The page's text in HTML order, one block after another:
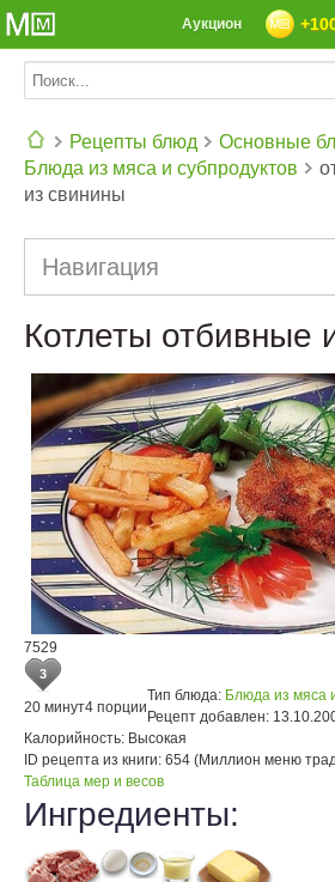
Аукцион
Рецепты блюд
Основные
Блюда из мяса и субпродуктов
из свинины
Навигация
Котлеты отбивные
7529
3
20 минут4 порции
Тип блюда: Блюда из мяса
Рецепт добавлен:
Калорийность: Высокая
ID рецепта из книги: 654 (Миллион меню
Таблица мер и весов
Ингредиенты: